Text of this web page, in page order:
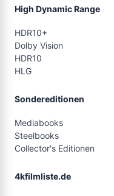
High Dynamic Range
HDR10+
Dolby Vision
HDR10
HLG
Sondereditionen
Mediabooks
Steelbooks
Collector's Editionen
4kfilmliste.de